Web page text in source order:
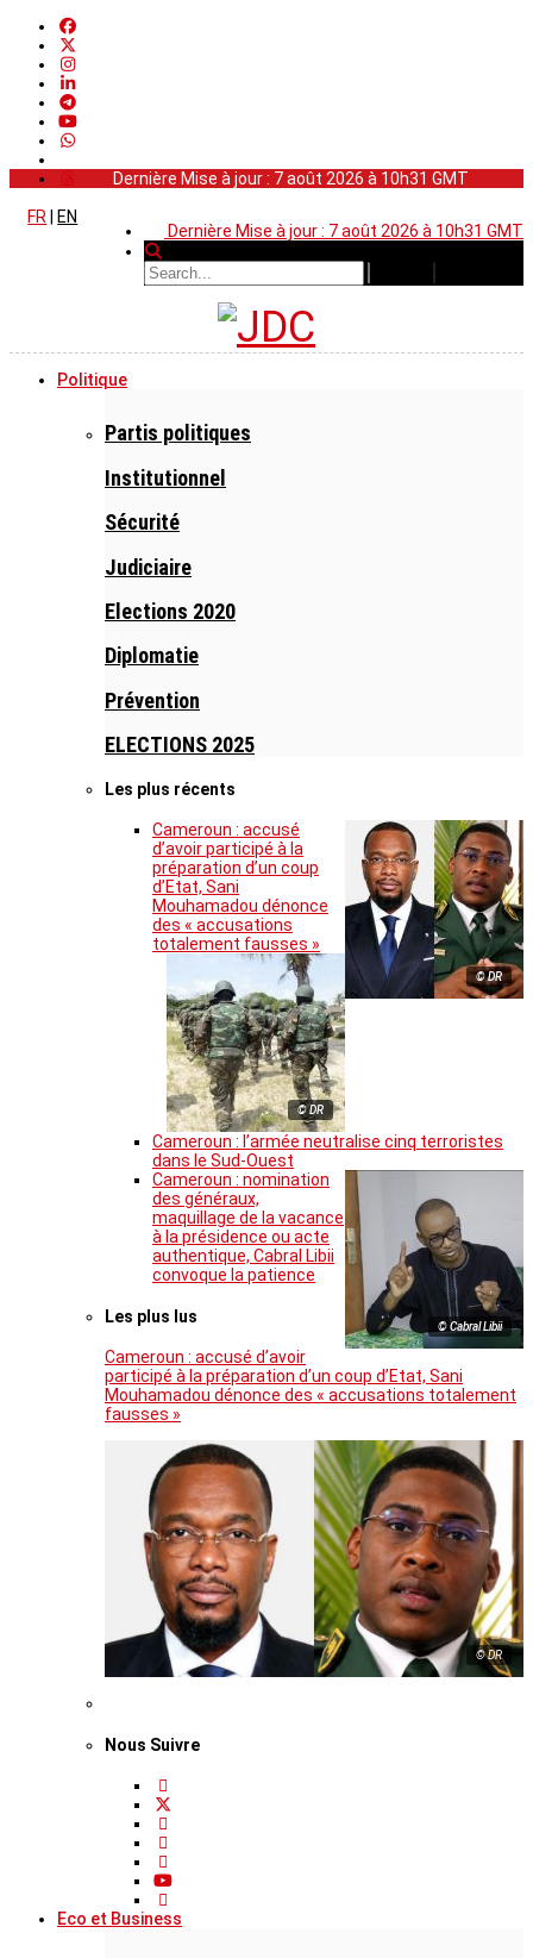
Dernière Mise à jour : 7 août 2026 à 10h31 GMT
Dernière Mise à jour : 7 août 2026 à 10h31 GMT
FR
EN
Politique
Partis politiques
Institutionnel
Sécurité
Judiciaire
Elections 2020
Diplomatie
Prévention
ELECTIONS 2025
Les plus récents
© DR
Cameroun : accusé
d’avoir participé à la
préparation d’un coup
d’Etat, Sani
Mouhamadou dénonce
des « accusations
totalement fausses »
© DR
Cameroun : l’armée neutralise cinq terroristes
dans le Sud-Ouest
© Cabral Libii
Cameroun : nomination
des généraux,
maquillage de la vacance
à la présidence ou acte
authentique, Cabral Libii
convoque la patience
Les plus lus
Cameroun : accusé d’avoir
participé à la préparation d’un coup d’Etat, Sani
Mouhamadou dénonce des « accusations totalement
fausses »
© DR
Nous Suivre
Eco et Business